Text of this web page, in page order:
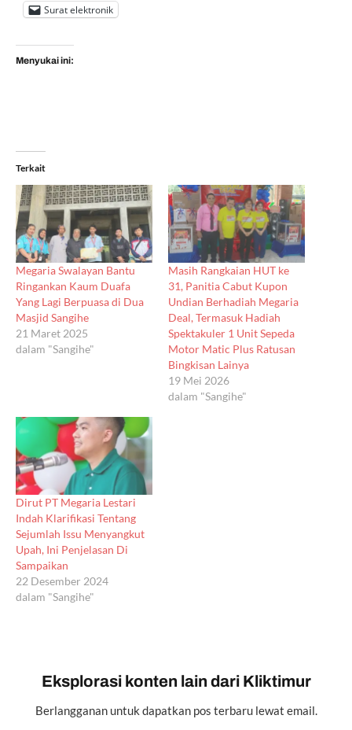
Surat elektronik
Menyukai ini:
Terkait
Megaria Swalayan Bantu
Ringankan Kaum Duafa
Yang Lagi Berpuasa di Dua
Masjid Sangihe
21 Maret 2025
dalam "Sangihe"
Masih Rangkaian HUT ke
31, Panitia Cabut Kupon
Undian Berhadiah Megaria
Deal, Termasuk Hadiah
Spektakuler 1 Unit Sepeda
Motor Matic Plus Ratusan
Bingkisan Lainya
19 Mei 2026
dalam "Sangihe"
Dirut PT Megaria Lestari
Indah Klarifikasi Tentang
Sejumlah Issu Menyangkut
Upah, Ini Penjelasan Di
Sampaikan
22 Desember 2024
dalam "Sangihe"
Eksplorasi konten lain dari Kliktimur
Berlangganan untuk dapatkan pos terbaru lewat email.